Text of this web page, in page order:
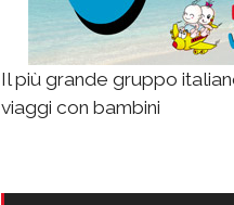
Il più grande gruppo
viaggi con bambini